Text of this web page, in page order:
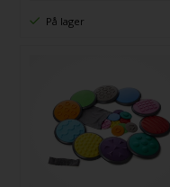
På lager